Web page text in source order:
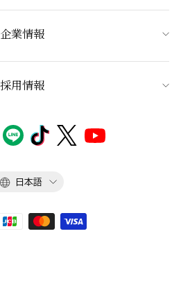
企業情報
採用情報
日本語